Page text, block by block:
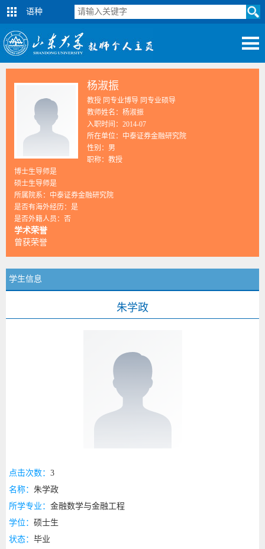
语种
杨淑振
教授 同专业博导 同专业硕导
教师姓名：杨淑振
入职时间：2014-07
所在单位：中泰证券金融研究院
性别：男
职称：教授
博士生导师是
硕士生导师是
所属院系：中泰证券金融研究院
是否有海外经历：是
是否外籍人员：否
学术荣誉
曾获荣誉
学生信息
朱学政
点击次数： 3
名称： 朱学政
所学专业： 金融数学与金融工程
学位： 硕士生
状态： 毕业